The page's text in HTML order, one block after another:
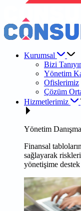
Kurumsal
Bizi
Yönetim
Ofislerimiz
Çözüm
Hizmetlerimiz
Yönetim
Finansal
sağlayarak
yönetişime